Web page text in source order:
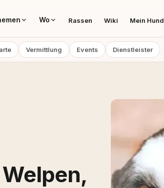
Wo Rassen Wiki Mein Hund
Vermittlung Events Dienstleister